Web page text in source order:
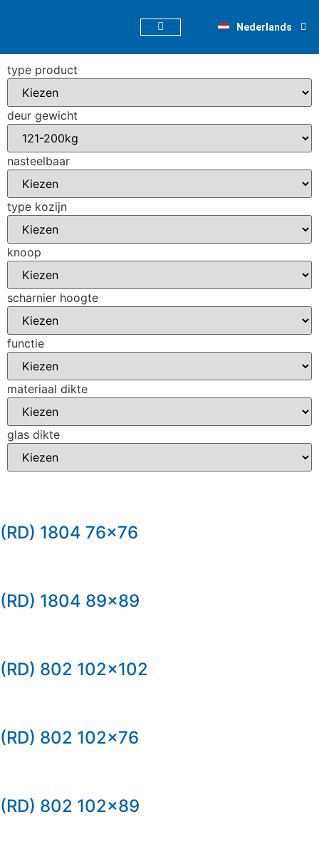
Nederlands
English
type product
deur gewicht
nasteelbaar
type kozijn
knoop
scharnier hoogte
functie
materiaal dikte
glas dikte
(RD) 1804 76×76
(RD) 1804 89×89
(RD) 802 102×102
(RD) 802 102×76
(RD) 802 102×89